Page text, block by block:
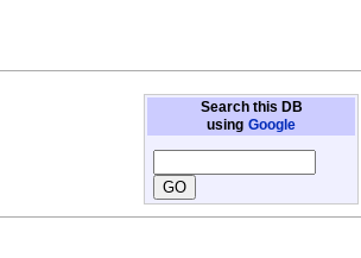
Search this DB
using Google